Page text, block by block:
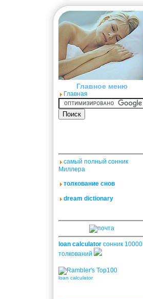
Главное меню
Главная
самый полный сонник
Миллера
толкование снов
dream dictionary
loan calculator сонник 10000
толкований
loan calculator